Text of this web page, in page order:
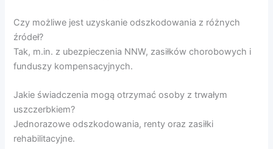
Czy możliwe jest uzyskanie odszkodowania z różnych
źródeł?
Tak, m.in. z ubezpieczenia NNW, zasiłków chorobowych i
funduszy kompensacyjnych.
Jakie świadczenia mogą otrzymać osoby z trwałym
uszczerbkiem?
Jednorazowe odszkodowania, renty oraz zasiłki
rehabilitacyjne.